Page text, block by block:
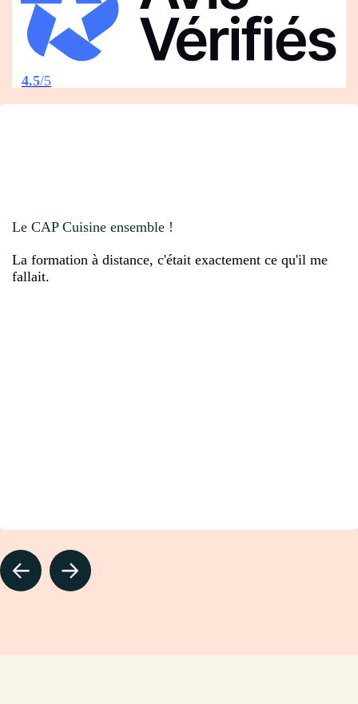
4.5/5
Le CAP Cuisine ensemble !
La formation à distance, c'était exactement ce qu'il me
fallait.